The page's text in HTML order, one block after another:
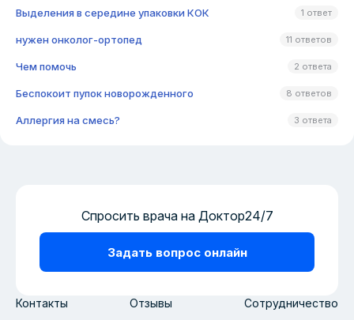
Выделения в середине упаковки КОК 1 ответ
нужен онколог-ортопед 11 ответов
Чем помочь 2 ответа
Беспокоит пупок новорожденного 8 ответов
Аллергия на смесь? 3 ответа
Контакты Отзывы Сотрудничество
Спросить врача на Доктор24/7
Задать вопрос онлайн